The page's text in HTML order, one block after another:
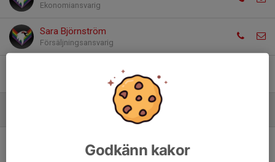
Ekonomiansvarig
Sara Björnström
Försäljningsansvarig
Bemanningsansvarig
4. Albert SöderholmGodkänn kakor